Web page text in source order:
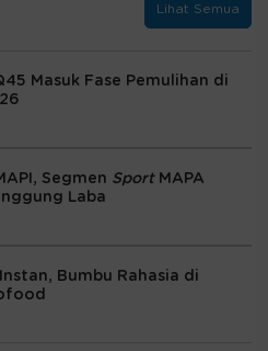
Lihat Semua
Masuk Fase Pemulihan di
Segmen Sport MAPA
Laba
Bumbu Rahasia di